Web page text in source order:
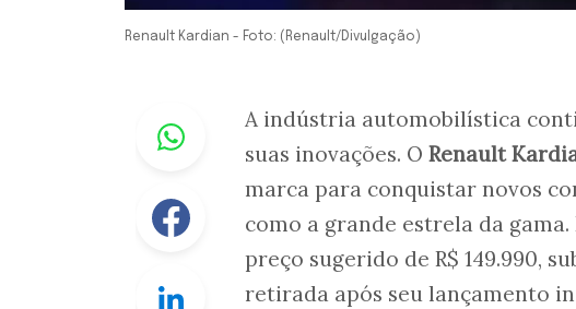
Renault Kardian - Foto: (Renault/Divulgação)
Whastapp
Facebook
Linkedin
A indústria automobilística
suas inovações. O Renault
marca para conquistar novos
como a grande estrela da
preço sugerido de R$ 149.990,
retirada após seu lançamento